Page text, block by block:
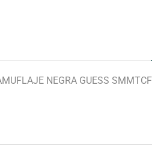
NEGRA GUESS